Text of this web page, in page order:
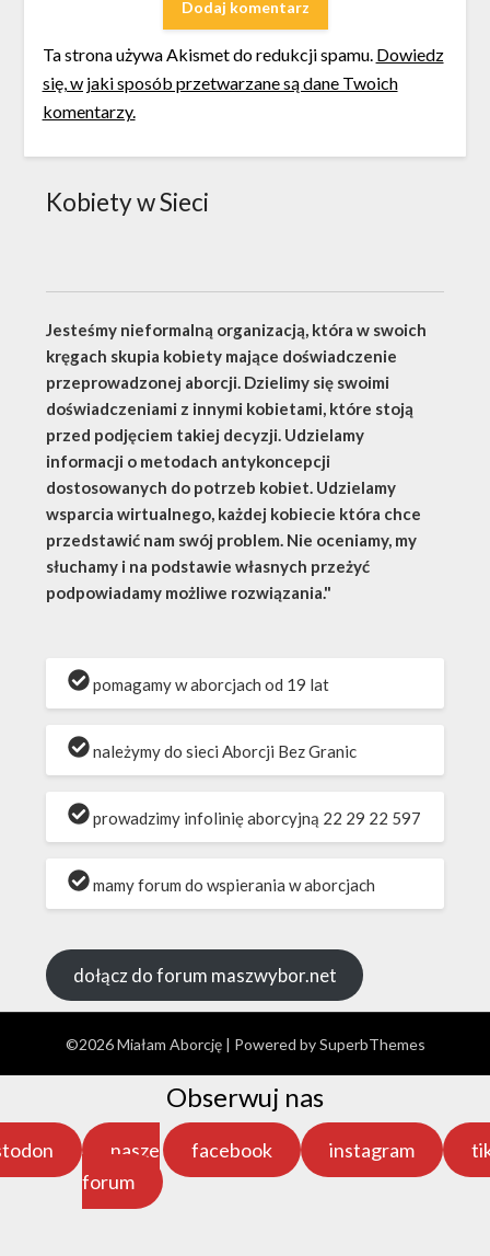
Ta strona używa Akismet do redukcji spamu. Dowiedz
się, w jaki sposób przetwarzane są dane Twoich
komentarzy.
Kobiety w Sieci
Jesteśmy nieformalną organizacją, która w swoich
kręgach skupia kobiety mające doświadczenie
przeprowadzonej aborcji. Dzielimy się swoimi
doświadczeniami z innymi kobietami, które stoją
przed podjęciem takiej decyzji. Udzielamy
informacji o metodach antykoncepcji
dostosowanych do potrzeb kobiet. Udzielamy
wsparcia wirtualnego, każdej kobiecie która chce
przedstawić nam swój problem. Nie oceniamy, my
słuchamy i na podstawie własnych przeżyć
podpowiadamy możliwe rozwiązania."
pomagamy w aborcjach od 19 lat
należymy do sieci Aborcji Bez Granic
prowadzimy infolinię aborcyjną 22 29 22 597
mamy forum do wspierania w aborcjach
dołącz do forum maszwybor.net
©2026 Miałam Aborcję | Powered bySuperbThemes
Obserwuj nas
nasze
forum
facebook instagram